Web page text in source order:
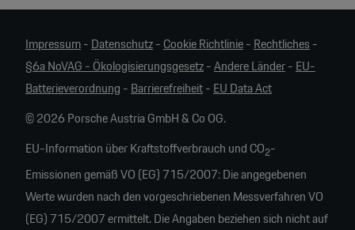
Impressum-Datenschutz-Cookie Richtlinie-Rechtliches-
§6a NoVAG - Ökologisierungsgesetz-Andere Länder-EU-
Batterieverordnung -Barrierefreiheit-EU Data Act
© 2026 Porsche Austria GmbH & Co OG.
EU-Information über Kraftstoffverbrauch und CO2-
Emissionen gemäß VO (EG) 715/2007: Die angegebenen
Werte wurden nach den vorgeschriebenen Messverfahren VO
(EG) 715/2007 ermittelt. Die Angaben beziehen sich nicht auf